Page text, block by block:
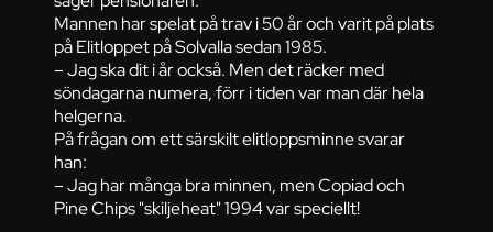
Mannen har spelat på trav i 50 år och varit på plats
på Elitloppet på Solvalla sedan 1985.
– Jag ska dit i år också. Men det räcker med
söndagarna numera, förr i tiden var man där hela
helgerna.
På frågan om ett särskilt elitloppsminne svarar
han:
– Jag har många bra minnen, men Copiad och
Pine Chips "skiljeheat" 1994 var speciellt!